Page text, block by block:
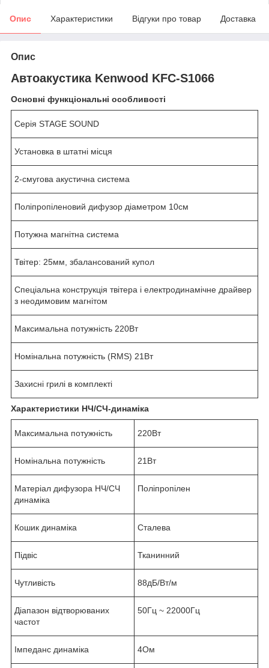
Опис Характеристики Відгуки про товар Доставка
Опис
Автоакустика Kenwood KFC-S1066
Основні функціональні особливості
Серія STAGE SOUND
Установка в штатні місця
2-смугова акустична система
Поліпропіленовий дифузор діаметром 10см
Потужна магнітна система
Твітер: 25мм, збалансований купол
Спеціальна конструкція твітера і електродинамічне драйвер
з неодимовим магнітом
Максимальна потужність 220Вт
Номінальна потужність (RMS) 21Вт
Захисні грилі в комплекті
Характеристики НЧ/СЧ-динаміка
Максимальна потужність 220Вт
Номінальна потужність 21Вт
Матеріал дифузора НЧ/СЧ
динаміка
Поліпропілен
Кошик динаміка Сталева
Підвіс Тканинний
Чутливість 88дБ/Вт/м
Діапазон відтворюваних
частот
50Гц ~ 22000Гц
Імпеданс динаміка 4Ом